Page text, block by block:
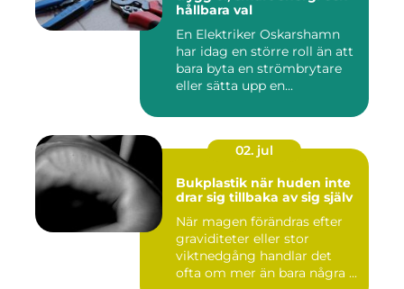
hållbara val
En Elektriker Oskarshamn
har idag en större roll än att
bara byta en strömbrytare
eller sätta upp en...
02. jul
Bukplastik när huden inte
drar sig tillbaka av sig själv
När magen förändras efter
graviditeter eller stor
viktnedgång handlar det
ofta om mer än bara några ...